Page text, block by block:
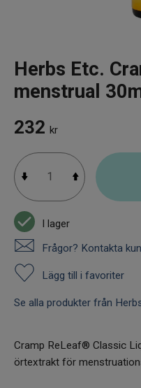
Herbs Etc.
menstrual
232 kr
I lager
Frågor? Kontakta
Lägg till i favoriter
Se alla produkter från
Cramp ReLeaf® Classic
örtextrakt för